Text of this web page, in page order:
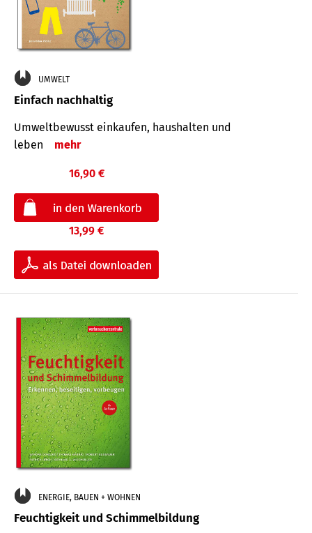
UMWELT
Einfach nachhaltig
Umweltbewusst einkaufen, haushalten und
leben
mehr
16,90 €
13,99 €
ENERGIE, BAUEN + WOHNEN
Feuchtigkeit und Schimmelbildung